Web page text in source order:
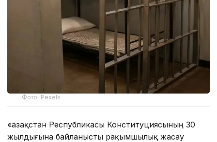
Фото: Pexels
«Қазақстан Республикасы Конституциясының 30
жылдығына байланысты рақымшылық жасау